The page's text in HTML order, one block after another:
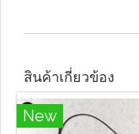
สินค้าเกี่ยวข้อง
New